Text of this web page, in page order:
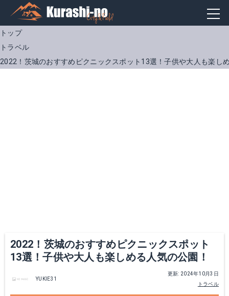
トップ
トラベル
2022！茨城のおすすめピクニックスポット13選！子供や大人も楽し
2022！茨城のおすすめピクニックスポット
13選！子供や大人も楽しめる人気の公園！
更新: 2024年10月3日
トラベル
YUKIE31